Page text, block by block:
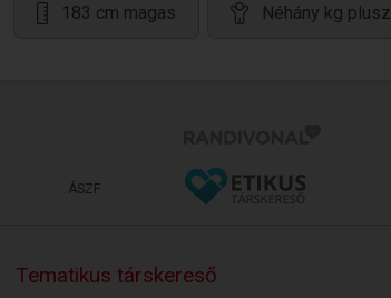
183 cm magas Néhány kg plusz
ÁSZF
Tematikus társkereső